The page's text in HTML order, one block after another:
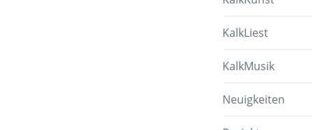
KalkLiest
KalkMusik
Neuigkeiten